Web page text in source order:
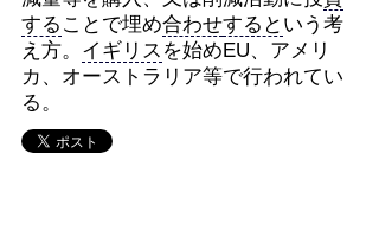
する ことで埋め合わせすると いう考
え方。 イギリス を始めEU、アメリ
カ、オーストラリア等で行われてい
る。